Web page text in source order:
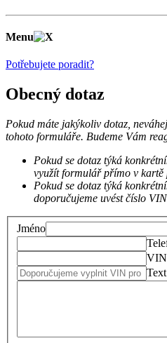
Menu
Potřebujete poradit?
Obecný dotaz
Pokud máte jakýkoliv dotaz,
tohoto formuláře. Budeme Vám
Pokud se dotaz týká
využít formulář přímo v kartě
Pokud se dotaz týká
doporučujeme uvést číslo
Jméno
VIN
Text